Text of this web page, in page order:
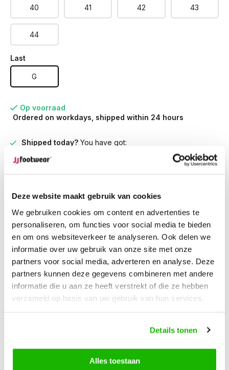
Deze website maakt gebruik van cookies
We gebruiken cookies om content en advertenties te
personaliseren, om functies voor social media te bieden
en om ons websiteverkeer te analyseren. Ook delen we
informatie over uw gebruik van onze site met onze
partners voor social media, adverteren en analyse. Deze
partners kunnen deze gegevens combineren met andere
informatie die u aan ze heeft verstrekt of die ze hebben
verzameld op basis van uw gebruik van hun services.
Details tonen
Alles toestaan
40 41 42 43
44
Last
G
Op voorraad
Ordered on workdays, shipped within 24 hours
Shipped today? You have got:
Ordered on weekdays before 12:00 PM,
shipped the
Free Shippingfrom €100,-
1500+ models in stock
Description
La Paz - White
La Paz is a white, leather narrow fit trainer for women. It
features a high instep, side zipper, and lace closure. This